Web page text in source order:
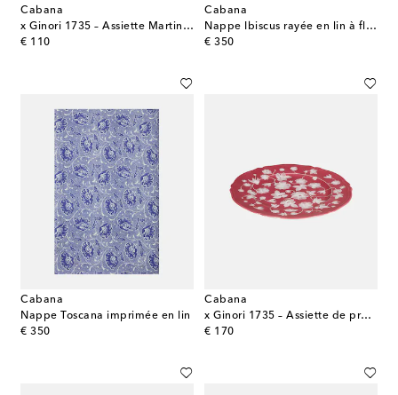
Cabana
x Ginori 1735 – Assiette Martina en porcelaine
€ 110
original price
Cabana
Nappe Ibiscus rayée en lin à fleurs
€ 350
original price
Cabana
Nappe Toscana imprimée en lin
€ 350
original price
Cabana
x Ginori 1735 – Assiette de présentation en porcelaine à fleurs
€ 170
original price